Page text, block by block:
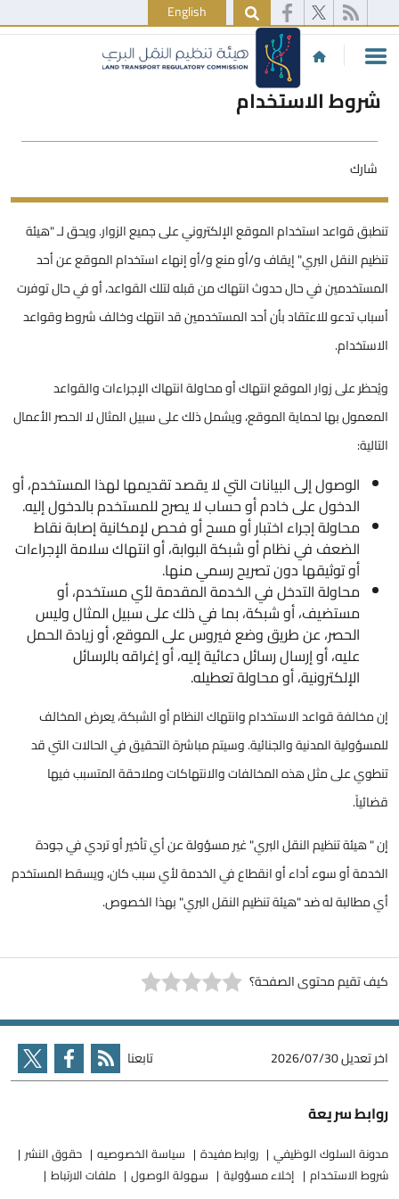
English
شروط الاستخدام
شارك
تنطبق قواعد استخدام الموقع الإلكتروني على جميع الزوار. ويحق لـ "هيئة
تنظيم النقل البري" إيقاف و/أو منع و/أو إنهاء استخدام الموقع عن أحد
المستخدمين في حال حدوث انتهاك من قبله لتلك القواعد، أو في حال توفرت
أسباب تدعو للاعتقاد بأن أحد المستخدمين قد انتهك وخالف شروط وقواعد
الاستخدام.
ويُحظر على زوار الموقع انتهاك أو محاولة انتهاك الإجراءات والقواعد
المعمول بها لحماية الموقع، ويشمل ذلك على سبيل المثال لا الحصر الأعمال
التالية:
الوصول إلى البيانات التي لا يقصد تقديمها لهذا المستخدم، أو
الدخول على خادم أو حساب لا يصرح للمستخدم بالدخول إليه.
محاولة إجراء اختبار أو مسح أو فحص لإمكانية إصابة نقاط
الضعف في نظام أو شبكة البوابة، أو انتهاك سلامة الإجراءات
أو توثيقها دون تصريح رسمي منها.
محاولة التدخل في الخدمة المقدمة لأي مستخدم، أو
مستضيف، أو شبكة، بما في ذلك على سبيل المثال وليس
الحصر، عن طريق وضع فيروس على الموقع، أو زيادة الحمل
عليه، أو إرسال رسائل دعائية إليه، أو إغراقه بالرسائل
الإلكترونية، أو محاولة تعطيله.​​​​
إن مخالفة قواعد الاستخدام وانتهاك النظام أو الشبكة، يعرض المخالف
للمسؤولية المدنية والجنائية. وسيتم مباشرة التحقيق في الحالات التي قد
تنطوي على مثل هذه المخالفات والانتهاكات وملاحقة المتسبب فيها
قضائياً.
إن " هيئة تنظيم النقل البري" غير مسؤولة عن أي تأخير أو تردي في جودة
الخدمة أو سوء أداء أو انقطاع في الخدمة لأي سبب كان، ويسقط المستخدم
أي مطالبة له ضد "هيئة تنظيم النقل البري" بهذا الخصوص.
كيف تقيم محتوى الصفحة؟
اخر تعديل2026/07/30 تابعنا
روابط سريعة
مدونة السلوك الوظيفي روابط مفيدة سياسة الخصوصيه
حقوق النشر
شروط الاستخدام
إخلاء مسؤولية سهولة الوصول ملفات الارتباط